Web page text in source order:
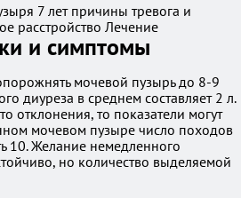
7 лет причины тревога и
расстройство Лечение
и симптомы
мочевой пузырь до 8-9
диуреза в среднем составляет 2 л.
отклонения, то показатели могут
мочевом пузыре число походов
10. Желание немедленного
но количество выделяемой